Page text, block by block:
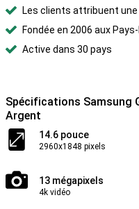
Les clients attribuent
Fondée en 2006 aux
Active dans 30 pays
Spécifications Samsung
Argent
14.6 pouce
2960x1848 pixels
13 mégapixels
4k vidéo